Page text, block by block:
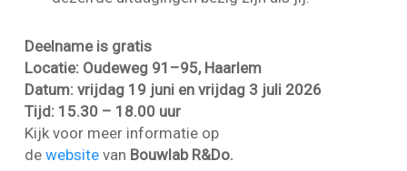
Deelname is gratis
Locatie: Oudeweg 91–95, Haarlem
Datum: vrijdag 19 juni en vrijdag 3 juli 2026
Tijd: 15.30 – 18.00 uur
Kijk voor meer informatie op
de websitevan Bouwlab R&Do.